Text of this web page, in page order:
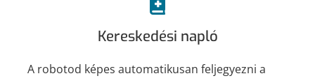
Kereskedési napló
A robotod képes automatikusan feljegyezni a